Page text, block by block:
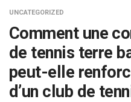
UNCATEGORIZED
Comment une
de tennis terre
peut-elle
d’un club de